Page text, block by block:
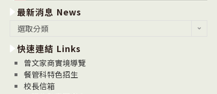
最新消息 News
消
息
News
選取分類
快速連結 Links
曾文家商實境導覽
餐管科特色招生
校長信箱